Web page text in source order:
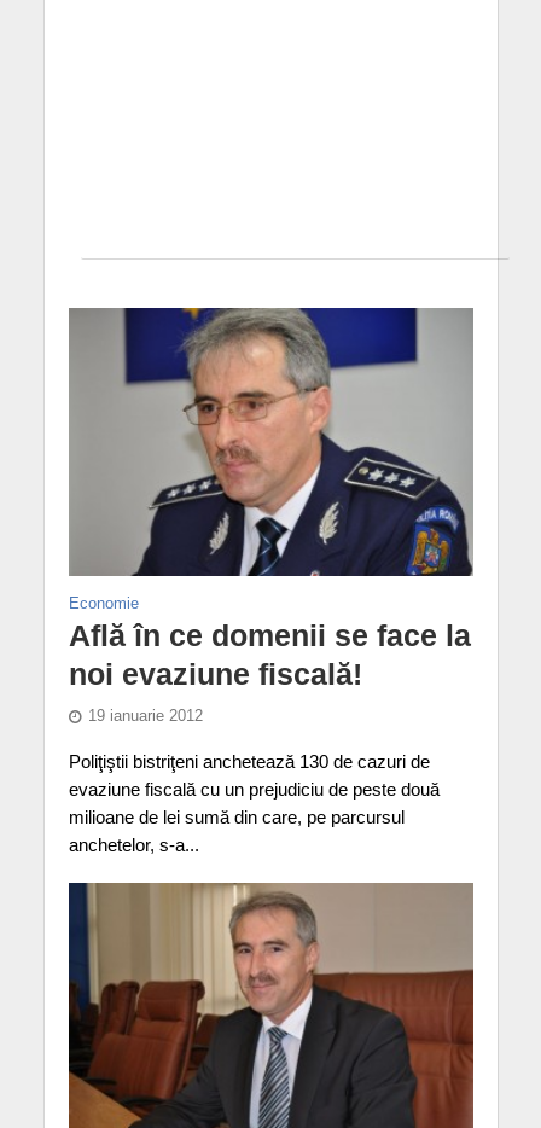
Economie
Află în ce domenii se face la
noi evaziune fiscală!
19 ianuarie 2012
Poliţiştii bistriţeni anchetează 130 de cazuri de
evaziune fiscală cu un prejudiciu de peste două
milioane de lei sumă din care, pe parcursul
anchetelor, s-a...